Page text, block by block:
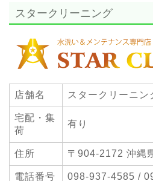
スタークリーニング
店舗名 スタークリーニン
宅配・集
荷
有り
住所 〒904-2172 沖縄
電話番号 098-937-4585 /